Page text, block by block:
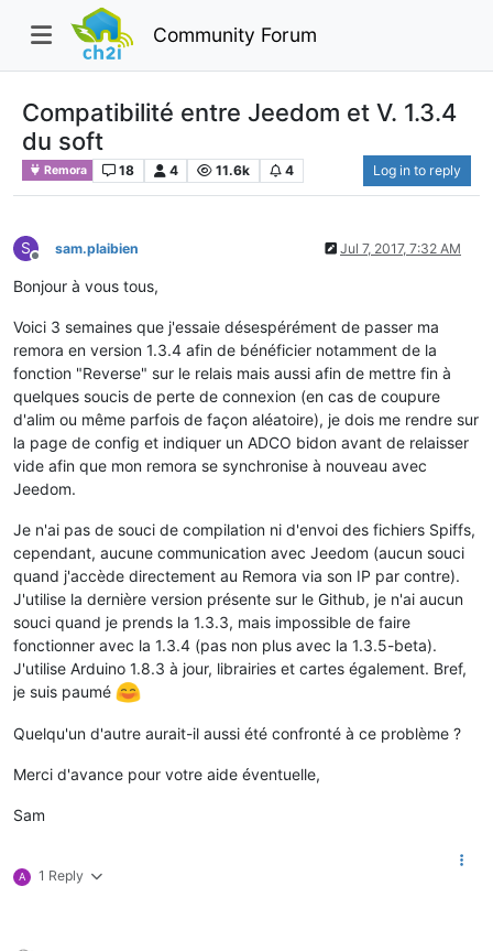
Community Forum
Compatibilité entre Jeedom et V. 1.3.4
du soft
Remora 18 4 11.6k 4 Log in to reply
S
Offline
sam.plaibien Jul 7, 2017, 7:32 AM
Bonjour à vous tous,
Voici 3 semaines que j'essaie désespérément de passer ma
remora en version 1.3.4 afin de bénéficier notamment de la
fonction "Reverse" sur le relais mais aussi afin de mettre fin à
quelques soucis de perte de connexion (en cas de coupure
d'alim ou même parfois de façon aléatoire), je dois me rendre sur
la page de config et indiquer un ADCO bidon avant de relaisser
vide afin que mon remora se synchronise à nouveau avec
Jeedom.
Je n'ai pas de souci de compilation ni d'envoi des fichiers Spiffs,
cependant, aucune communication avec Jeedom (aucun souci
quand j'accède directement au Remora via son IP par contre).
J'utilise la dernière version présente sur le Github, je n'ai aucun
souci quand je prends la 1.3.3, mais impossible de faire
fonctionner avec la 1.3.4 (pas non plus avec la 1.3.5-beta).
J'utilise Arduino 1.8.3 à jour, librairies et cartes également. Bref,
je suis paumé
Quelqu'un d'autre aurait-il aussi été confronté à ce problème ?
Merci d'avance pour votre aide éventuelle,
Sam
A 1 Reply